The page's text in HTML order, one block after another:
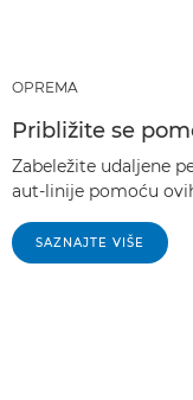
OPREMA
Približite se
Zabeležite udaljene
aut-linije pomoću
SAZNAJTE VIŠE